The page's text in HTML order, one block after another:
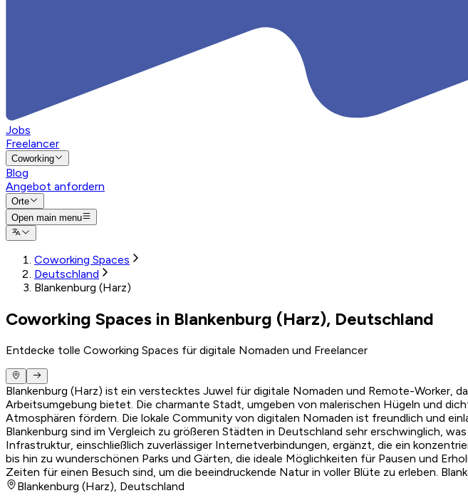
Jobs
Freelancer
Coworking
Blog
Angebot anfordern
Orte
Open main menu
Coworking Spaces
Deutschland
Blankenburg (Harz)
Coworking Spaces in Blankenburg (Harz), Deutschland
Entdecke tolle Coworking Spaces für digitale Nomaden und Freelancer
Blankenburg (Harz) ist ein verstecktes Juwel für digitale Nomaden und Remote-Worker,
Arbeitsumgebung bietet. Die charmante Stadt, umgeben von malerischen Hügeln und
Atmosphären fördern. Die lokale Community von digitalen Nomaden ist freundlich und
Blankenburg sind im Vergleich zu größeren Städten in Deutschland sehr erschwinglich,
Infrastruktur, einschließlich zuverlässiger Internetverbindungen, ergänzt, die ein
bis hin zu wunderschönen Parks und Gärten, die ideale Möglichkeiten für Pausen und
Zeiten für einen Besuch sind, um die beeindruckende Natur in voller Blüte zu erleben.
Blankenburg (Harz), Deutschland